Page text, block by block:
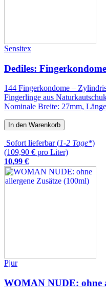
Sensitex
Dediles:
144 Fingerkondome –
Fingerlinge aus
Nominale Breite: 27mm,
In den Warenkorb
Sofort lieferbar (1-2 Tage*)
(109,90 € pro Liter)
10,99 €
Pjur
WOMAN NUDE: ohne